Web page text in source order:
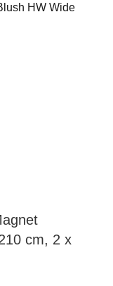
HW Wide
cm, 2 x